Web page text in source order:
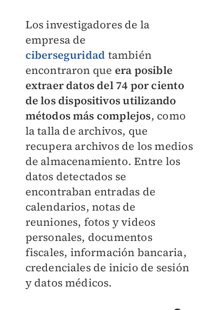
Los investigadores de la
empresa de
ciberseguridad también
encontraron que era posible
extraer datos del 74 por ciento
de los dispositivos utilizando
métodos más complejos, como
la talla de archivos, que
recupera archivos de los medios
de almacenamiento. Entre los
datos detectados se
encontraban entradas de
calendarios, notas de
reuniones, fotos y videos
personales, documentos
fiscales, información bancaria,
credenciales de inicio de sesión
y datos médicos.